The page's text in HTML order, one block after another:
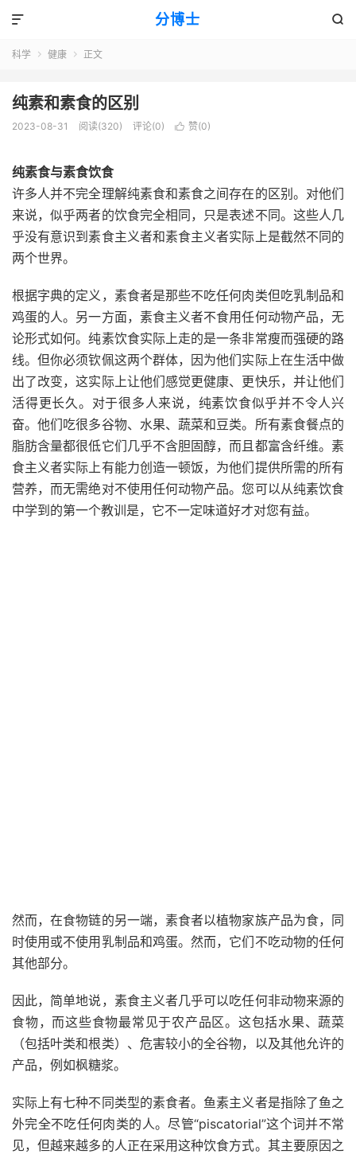
分博士 

科学  健康  正文
纯素和素食的区别
2023-08-31 阅读(320) 评论(0)  赞(0)
纯素食与素食饮食
许多人并不完全理解纯素食和素食之间存在的区别。对他们
来说，似乎两者的饮食完全相同，只是表述不同。这些人几
乎没有意识到素食主义者和素食主义者实际上是截然不同的
两个世界。
根据字典的定义，素食者是那些不吃任何肉类但吃乳制品和
鸡蛋的人。另一方面，素食主义者不食用任何动物产品，无
论形式如何。纯素饮食实际上走的是一条非常瘦而强硬的路
线。但你必须钦佩这两个群体，因为他们实际上在生活中做
出了改变，这实际上让他们感觉更健康、更快乐，并让他们
活得更长久。对于很多人来说，纯素饮食似乎并不令人兴
奋。他们吃很多谷物、水果、蔬菜和豆类。所有素食餐点的
脂肪含量都很低它们几乎不含胆固醇，而且都富含纤维。素
食主义者实际上有能力创造一顿饭，为他们提供所需的所有
营养，而无需绝对不使用任何动物产品。您可以从纯素饮食
中学到的第一个教训是，它不一定味道好才对您有益。
然而，在食物链的另一端，素食者以植物家族产品为食，同
时使用或不使用乳制品和鸡蛋。然而，它们不吃动物的任何
其他部分。
因此，简单地说，素食主义者几乎可以吃任何非动物来源的
食物，而这些食物最常见于农产品区。这包括水果、蔬菜
（包括叶类和根类）、危害较小的全谷物，以及其他允许的
产品，例如枫糖浆。
实际上有七种不同类型的素食者。鱼素主义者是指除了鱼之
外完全不吃任何肉类的人。尽管“piscatorial”这个词并不常
见，但越来越多的人正在采用这种饮食方式。其主要原因之